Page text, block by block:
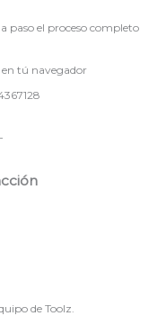
paso el proceso completo
en tú navegador
de Toolz.